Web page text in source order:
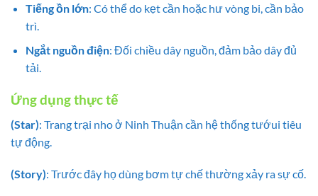
Tiếng ồn lớn: Có thể do kẹt cần hoặc hư vòng bi, cần bảo
trì.
Ngắt nguồn điện: Đối chiều dây nguồn, đảm bảo dây đủ
tải.
Ứng dụng thực tế
(Star): Trang trại nho ở Ninh Thuận cần hệ thống tướui tiêu
tự động.
(Story): Trước đây họ dùng bơm tự chế thường xảy ra sự cố.